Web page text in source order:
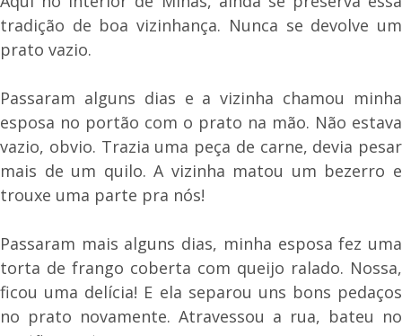
tradição de boa vizinhança. Nunca se devolve um
prato vazio.
Passaram alguns dias e a vizinha chamou minha
esposa no portão com o prato na mão. Não estava
vazio, obvio. Trazia uma peça de carne, devia pesar
mais de um quilo. A vizinha matou um bezerro e
trouxe uma parte pra nós!
Passaram mais alguns dias, minha esposa fez uma
torta de frango coberta com queijo ralado. Nossa,
ficou uma delícia! E ela separou uns bons pedaços
no prato novamente. Atravessou a rua, bateu no